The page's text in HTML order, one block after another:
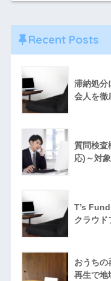
Recent Posts
滞納処分
会人を徹
質問検査
応)～対
T’s
クラウド
おうちの
再生で地